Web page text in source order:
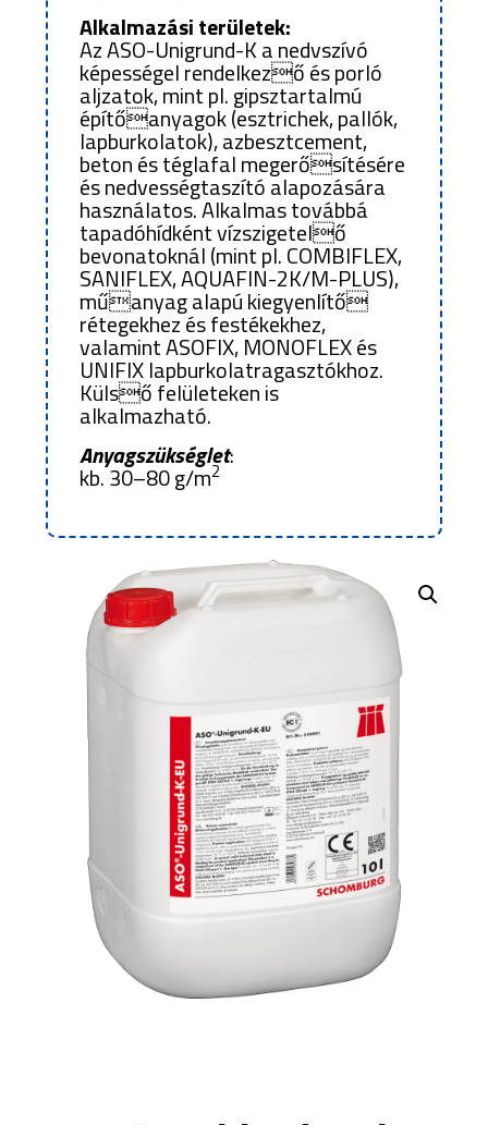
Alkalmazási területek:
Az ASO-Unigrund-K a nedvszívó
képességel rendelkező és porló
aljzatok, mint pl. gipsztartalmú
építőanyagok (esztrichek, pallók,
lapburkolatok), azbesztcement,
beton és téglafal megerősítésére
és nedvességtaszító alapozására
használatos. Alkalmas továbbá
tapadóhídként vízszigetelő
bevonatoknál (mint pl. COMBIFLEX,
SANIFLEX, AQUAFIN-2K/M-PLUS),
műanyag alapú kiegyenlítő
rétegekhez és festékekhez,
valamint ASOFIX, MONOFLEX és
UNIFIX lapburkolatragasztókhoz.
Külső felületeken is
alkalmazható.
Anyagszükséglet:
kb. 30–80 g/m2